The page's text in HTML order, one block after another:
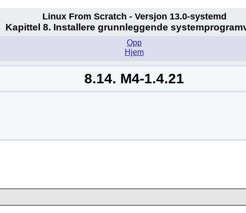
Linux From Scratch - Versjon 13.0-systemd
Kapittel 8. Installere grunnleggende
Opp
Hjem
8.14. M4-1.4.21